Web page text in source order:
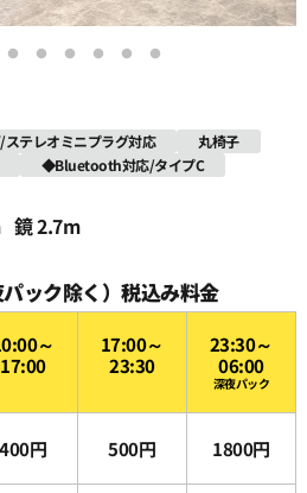
テレオミニプラグ対応
丸椅子
◆Bluetooth対応/タイプC
鏡 2.7m
ック除く）税込み料金
～
17:00
17:00～
23:30
23:30～
06:00
深夜パック
400円 500円 1800円